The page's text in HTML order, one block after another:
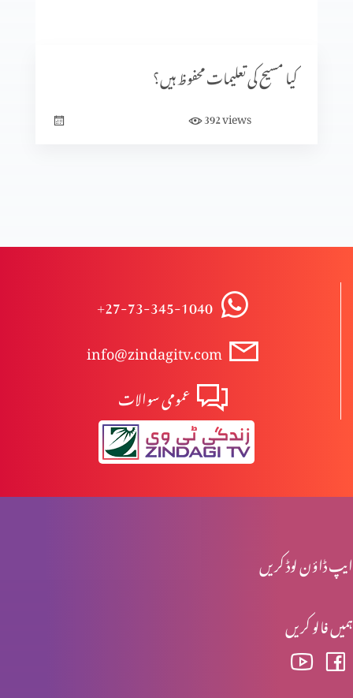
ایذا رسانی
مسیحیت میں قبلہ؟
تبلیغِ مسیحیت یا درپیش رکاوٹین پارٹ 2
ارادہِ خداوند اور مسیحیت پارٹ 1
کیا مسیح کی تعلیمات محفوظ ہیں؟
392views
+27-73-345-1040
info@zindagitv.com
عمومی سوالات
ایپ ڈاؤن لوڈ کریں
ہمیں فالو کریں